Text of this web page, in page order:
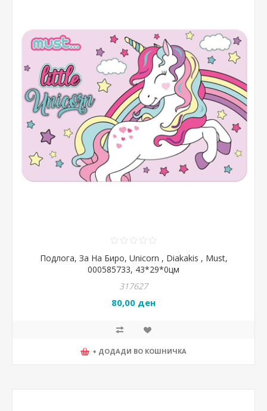
Подлога, За На Биро, Unicorn , Diakakis , Must,
000585733, 43*29*0цм
317627
80,00 ден
+ ДОДАДИ ВО КОШНИЧКА